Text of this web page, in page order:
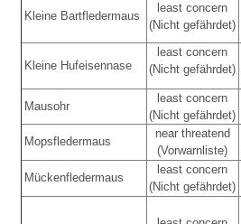
Kleine Bartfledermaus
least concern
(Nicht gefährdet)
Kleine Hufeisennase
least concern
(Nicht gefährdet)
Mausohr
least concern
(Nicht gefährdet)
Mopsfledermaus
near threatend
(Vorwarnliste)
Mückenfledermaus
least concern
(Nicht gefährdet)